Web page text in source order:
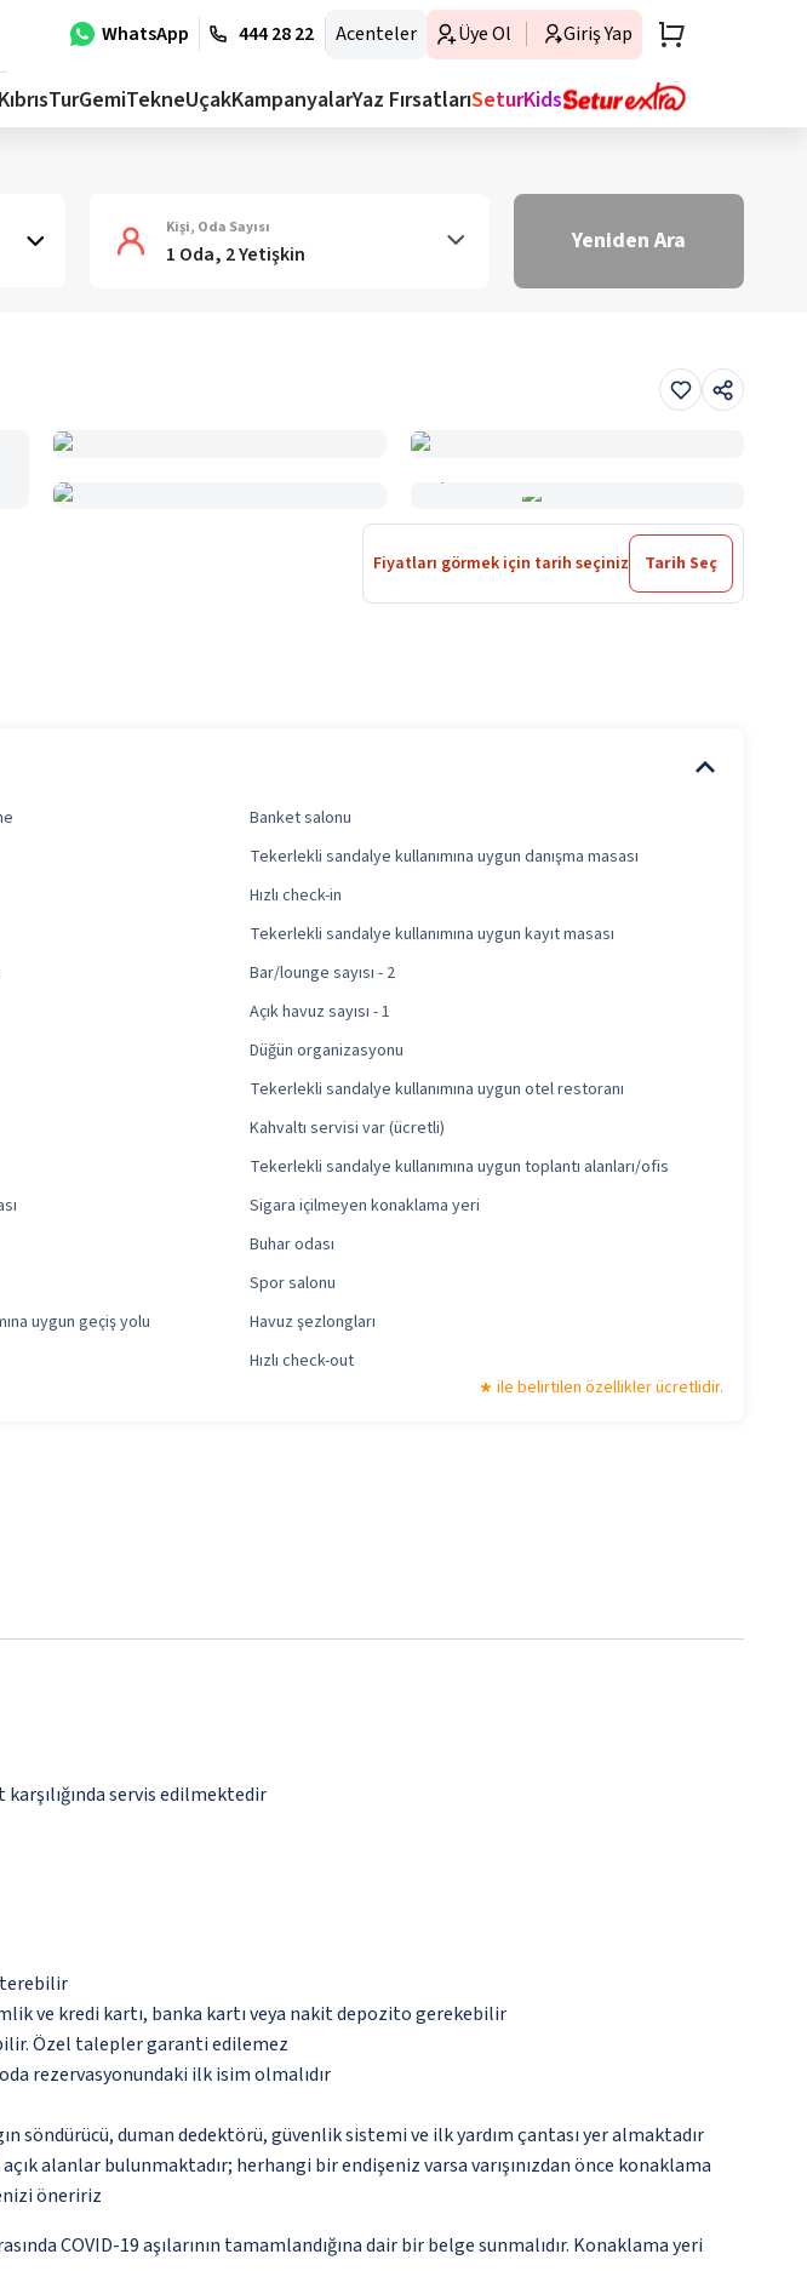
WhatsApp 444 28 22 Acenteler Üye Ol Giriş Yap
KıbrısTurGemiTekneUçakKampanyalarYaz FırsatlarıSeturKids
Kişi, Oda Sayısı
1 Oda, 2 Yetişkin Yeniden Ara
Fiyatları görmek için tarih seçiniz Tarih Seç
Banket salonu
Tekerlekli sandalye kullanımına uygun danışma masası
Hızlı check-in
Tekerlekli sandalye kullanımına uygun kayıt masası
Bar/lounge sayısı - 2
Açık havuz sayısı - 1
Düğün organizasyonu
Tekerlekli sandalye kullanımına uygun otel restoranı
Kahvaltı servisi var (ücretli)
Tekerlekli sandalye kullanımına uygun toplantı alanları/ofis
Sigara içilmeyen konaklama yeri
Buhar odası
Spor salonu
uygun geçiş yolu
Havuz şezlongları
Hızlı check-out
ile belirtilen özellikler ücretlidir.
servis edilmektedir
ve kredi kartı, banka kartı veya nakit depozito gerekebilir
Özel talepler garanti edilemez
rezervasyonundaki ilk isim olmalıdır
duman dedektörü, güvenlik sistemi ve ilk yardım çantası yer almaktadır
alanlar bulunmaktadır; herhangi bir endişeniz varsa varışınızdan önce konaklama
öneririz
COVID-19 aşılarının tamamlandığına dair bir belge sunmalıdır. Konaklama yeri